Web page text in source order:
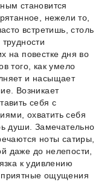
становится
нежели то,
встретишь, столь
на повестке дня во
того, как умело
и насыщает
Возникает
себя с
охватить себя
души. Замечательно
ноты сатиры,
даже до нелепости,
к удивлению
приятные ощущения